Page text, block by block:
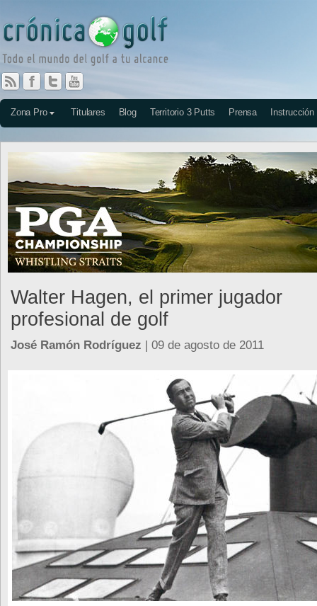
Zona Pro Titulares Blog Territorio 3 Putts Prensa Instrucción
Walter Hagen, el primer jugador
profesional de golf
José Ramón Rodríguez | 09 de agosto de 2011